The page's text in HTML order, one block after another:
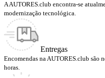
A AUTORES.club encontra-se
modernização tecnológica.
Entregas
Encomendas na AUTORES.club são
horas.